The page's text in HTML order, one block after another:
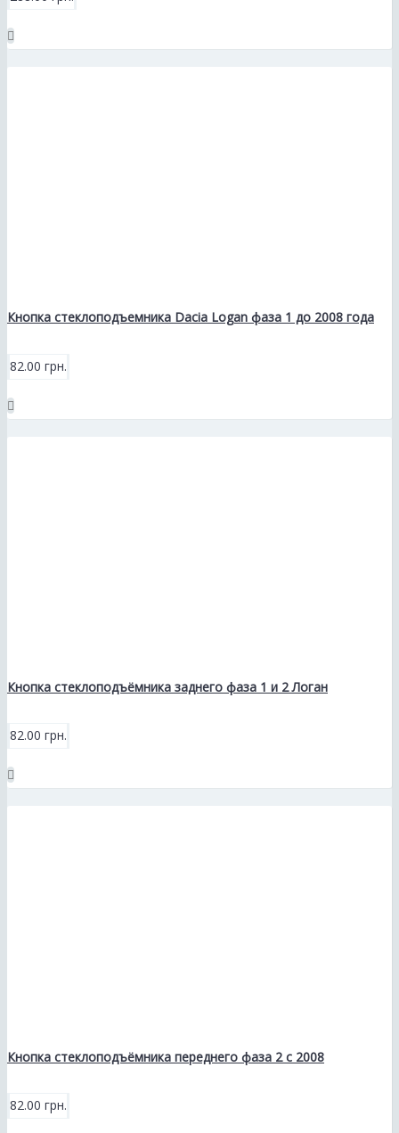
Кнопка стеклоподъемника Dacia Logan фаза 1 до 2008 года
82.00 грн.
Кнопка стеклоподъёмника заднего фаза 1 и 2 Логан
82.00 грн.
Кнопка стеклоподъёмника переднего фаза 2 с 2008
82.00 грн.